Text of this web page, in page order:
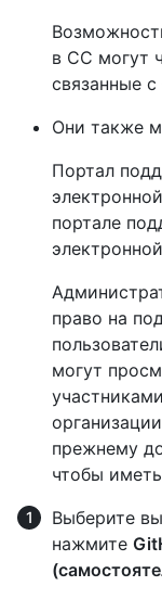
в CC могут
связанные
Они также
Портал
портале
право на
могут
прежнему
чтобы
Выберите
нажмите